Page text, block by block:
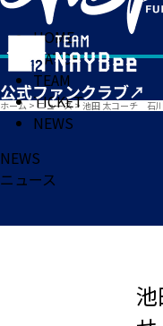
HOME
MATCH
TEAM
TICKET
NEWS
ホーム > ニュース> 池田 太コーチ 石
NEWS
ニュース